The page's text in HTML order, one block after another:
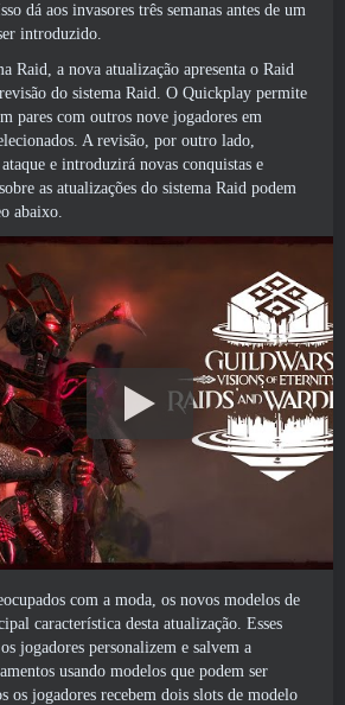
dá aos invasores três semanas antes de um
introduzido.
Raid, a nova atualização apresenta o Raid
do sistema Raid. O Quickplay permite
pares com outros nove jogadores em
A revisão, por outro lado,
e introduzirá novas conquistas e
as atualizações do sistema Raid podem
abaixo.
com a moda, os novos modelos de
característica desta atualização. Esses
jogadores personalizem e salvem a
usando modelos que podem ser
os jogadores recebem dois slots de modelo